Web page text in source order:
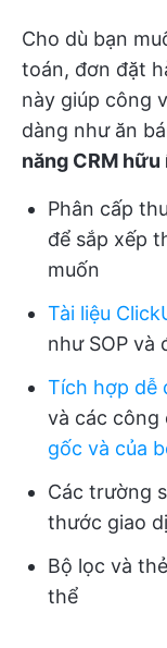
Cho dù bạn
toán, đơn đặt
này giúp công
dàng như ăn
năng CRM
Phân cấp
để sắp xếp
muốn
Tài liệu
như SOP và
Tích hợp dễ
và các công
gốc và của
Các trường
thước giao
Bộ lọc và
thể